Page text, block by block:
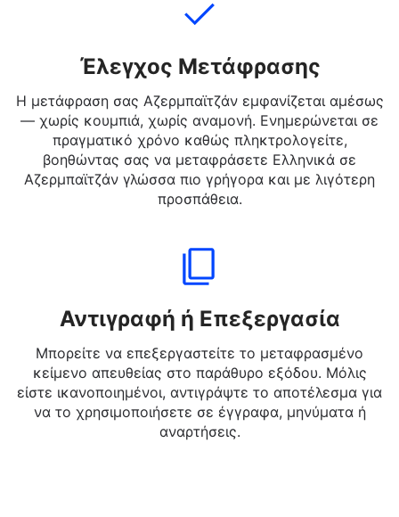
Έλεγχος Μετάφρασης
Η μετάφραση σας Αζερμπαϊτζάν εμφανίζεται αμέσως
— χωρίς κουμπιά, χωρίς αναμονή. Ενημερώνεται σε
πραγματικό χρόνο καθώς πληκτρολογείτε,
βοηθώντας σας να μεταφράσετε Ελληνικά σε
προσπάθεια.
Αντιγραφή ή Επεξεργασία
Μπορείτε να επεξεργαστείτε το μεταφρασμένο
κείμενο απευθείας στο παράθυρο εξόδου. Μόλις
είστε ικανοποιημένοι, αντιγράψτε το αποτέλεσμα για